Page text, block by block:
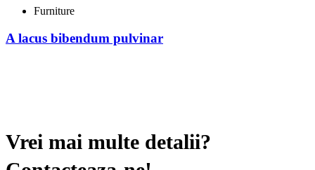
Furniture
A lacus bibendum pulvinar
Vrei mai multe detalii?